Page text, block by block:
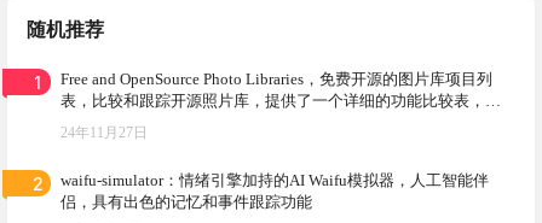
随机推荐
1
Free and OpenSource Photo Libraries，免费开源的图片库项目列
表，比较和跟踪开源照片库，提供了一个详细的功能比较表，帮
助用户了解各个库的特点和差异
24年11月27日
2
waifu-simulator：情绪引擎加持的AI Waifu模拟器，人工智能伴
侣，具有出色的记忆和事件跟踪功能